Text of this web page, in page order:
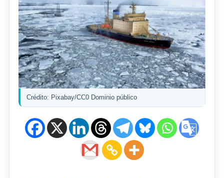
Crédito: Pixabay/CC0 Dominio público